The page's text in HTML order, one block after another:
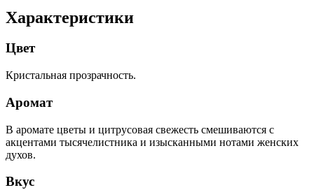
Характеристики
Цвет
Кристальная прозрачность.
Аромат
В аромате цветы и цитрусовая свежесть смешиваются с
акцентами тысячелистника и изысканными нотами женских
духов.
Вкус